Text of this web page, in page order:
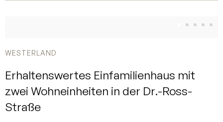
WESTERLAND
Erhaltenswertes Einfamilienhaus mit
zwei Wohneinheiten in der Dr.-Ross-
Straße